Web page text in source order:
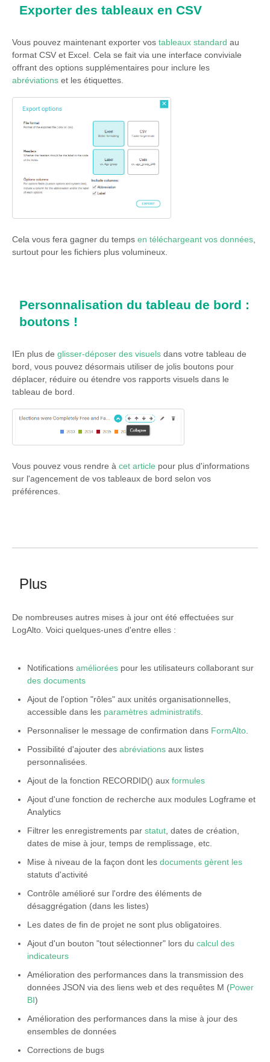
Exporter des tableaux en CSV
Vous pouvez maintenant exporter vos tableaux standard au
format CSV et Excel. Cela se fait via une interface conviviale
offrant des options supplémentaires pour inclure les
abréviations et les étiquettes.
Cela vous fera gagner du temps en téléchargeant vos données
surtout pour les fichiers plus volumineux.
Personnalisation du tableau de bord :
boutons !
IEn plus de glisser-déposer des visuels dans votre tableau de
bord, vous pouvez désormais utiliser de jolis boutons pour
déplacer, réduire ou étendre vos rapports visuels dans le
tableau de bord.
Vous pouvez vous rendre à cet article pour plus d'informations
sur l'agencement de vos tableaux de bord selon vos
préférences.
Plus
De nombreuses autres mises à jour ont été effectuées sur
LogAlto. Voici quelques-unes d'entre elles :
Notifications améliorées pour les utilisateurs collaborant sur
des documents
Ajout de l'option "rôles" aux unités organisationnelles,
accessible dans les paramètres administratifs.
Personnaliser le message de confirmation dans FormAlto.
Possibilité d'ajouter des abréviations aux listes
personnalisées.
Ajout de la fonction RECORDID() aux formules
Ajout d'une fonction de recherche aux modules Logframe et
Analytics
Filtrer les enregistrements par statut, dates de création,
dates de mise à jour, temps de remplissage, etc.
Mise à niveau de la façon dont les documents gèrent les
statuts d'activité
Contrôle amélioré sur l'ordre des éléments de
désaggrégation (dans les listes)
Les dates de fin de projet ne sont plus obligatoires.
Ajout d'un bouton "tout sélectionner" lors du calcul des
indicateurs
Amélioration des performances dans la transmission des
données JSON via des liens web et des requêtes M (Power
BI)
Amélioration des performances dans la mise à jour des
ensembles de données
Corrections de bugs